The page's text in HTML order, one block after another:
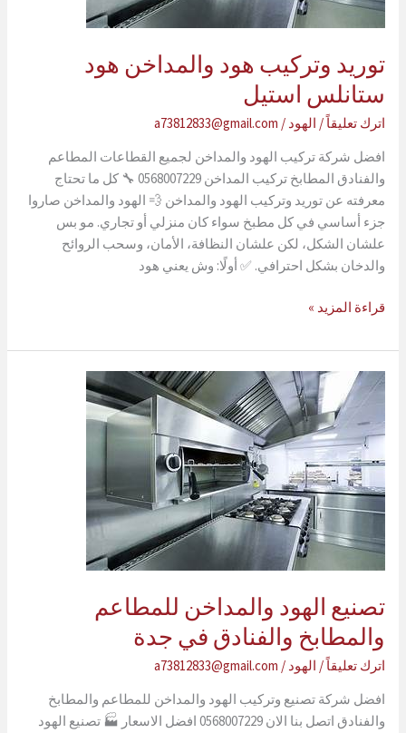
توريد وتركيب هود والمداخن هود
ستانلس استيل
اترك تعليقاً/ الهود /
a73812833@gmail.com
افضل شركة تركيب الهود والمداخن لجميع القطاعات المطاعم
والفنادق المطابخ تركيب المداخن 0568007229 🔧 كل ما تحتاج
معرفته عن توريد وتركيب الهود والمداخن 💨 الهود والمداخن صاروا
جزء أساسي في كل مطبخ سواء كان منزلي أو تجاري. مو بس
علشان الشكل، لكن علشان النظافة، الأمان، وسحب الروائح
والدخان بشكل احترافي. ✅ أولًا: وش يعني هود
توريد
هود
والمداخن
هود
ستانلس
استيل
قراءة المزيد »
تصنيع الهود والمداخن للمطاعم
والمطابخ والفنادق في جدة
اترك تعليقاً/ الهود /
a73812833@gmail.com
افضل شركة تصنيع وتركيب الهود والمداخن للمطاعم والمطابخ
والفنادق اتصل بنا الان 0568007229 افضل الاسعار 🏭 تصنيع الهود